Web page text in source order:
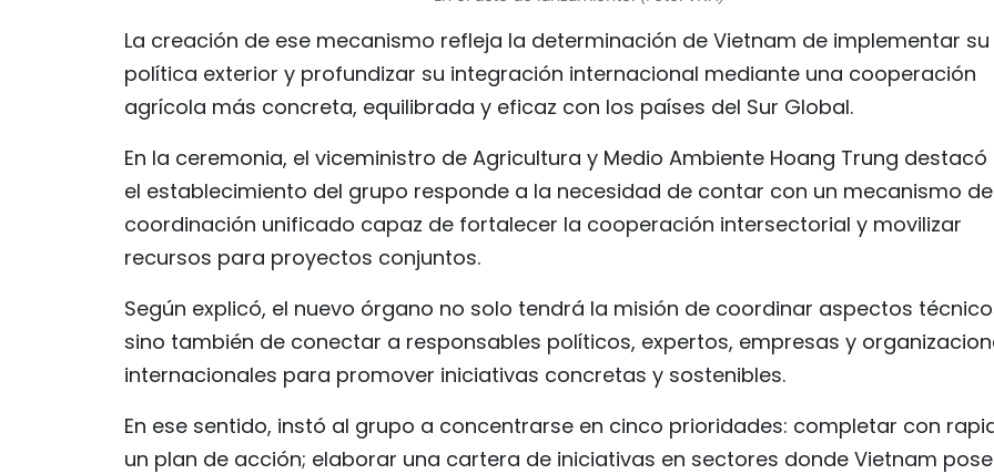
La creación de ese mecanismo refleja la determinación de Vietnam de implementar su
política exterior y profundizar su integración internacional mediante una cooperación
agrícola más concreta, equilibrada y eficaz con los países del Sur Global.
En la ceremonia, el viceministro de Agricultura y Medio Ambiente Hoang Trung destacó
el establecimiento del grupo responde a la necesidad de contar con un mecanismo de
coordinación unificado capaz de fortalecer la cooperación intersectorial y movilizar
recursos para proyectos conjuntos.
Según explicó, el nuevo órgano no solo tendrá la misión de coordinar aspectos
sino también de conectar a responsables políticos, expertos, empresas y
internacionales para promover iniciativas concretas y sostenibles.
En ese sentido, instó al grupo a concentrarse en cinco prioridades: completar con
un plan de acción; elaborar una cartera de iniciativas en sectores donde Vietnam